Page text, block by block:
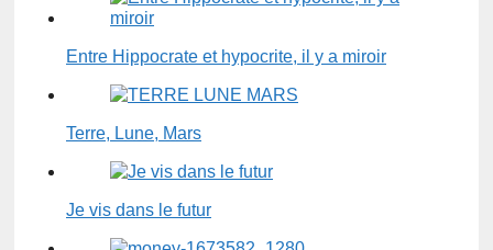
Entre Hippocrate et hypocrite, il y a miroir
Terre, Lune, Mars
Je vis dans le futur